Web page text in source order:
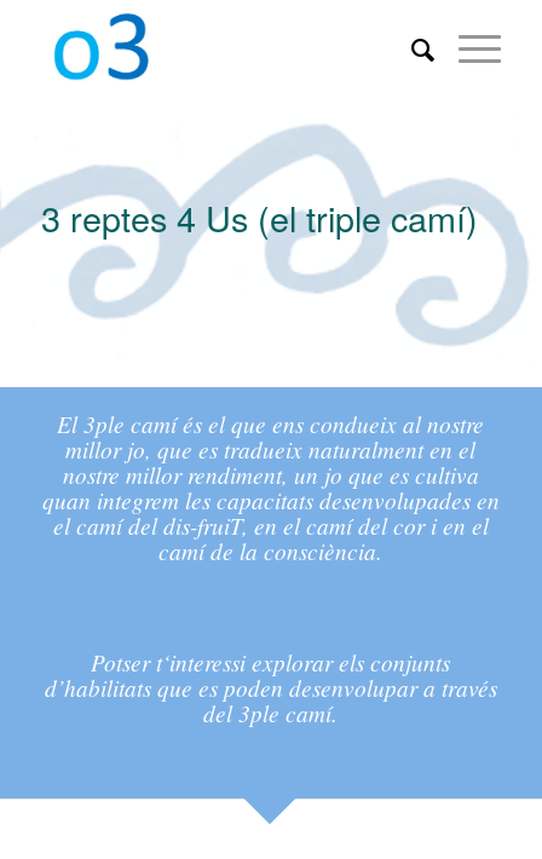
3 reptes 4 Us (el triple camí)
El 3ple camí és el que ens condueix al nostre
millor jo, que es tradueix naturalment en el
nostre millor rendiment, un jo que es cultiva
quan integrem les capacitats desenvolupades en
el camí del dis-fruiT, en el camí del cor i en el
camí de la consciència.
Potser t‘interessi explorar els conjunts
d’habilitats que es poden desenvolupar a través
del 3ple camí.